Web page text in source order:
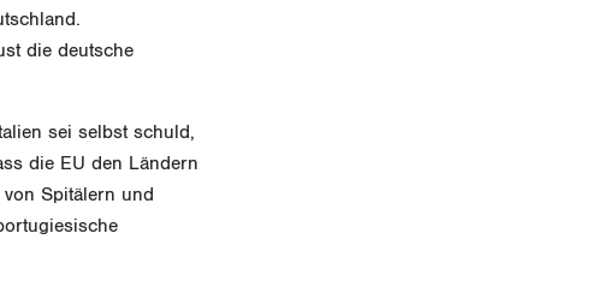
die deutsche
sei selbst schuld,
die EU den Ländern
Spitälern und